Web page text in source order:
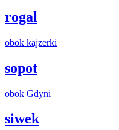
rogal
obok kajzerki
sopot
obok Gdyni
siwek